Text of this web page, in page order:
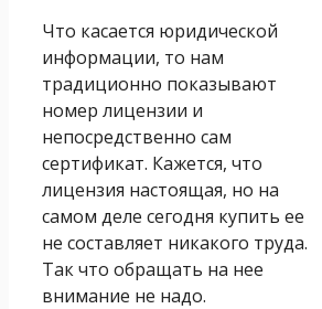
Что касается юридической
информации, то нам
традиционно показывают
номер лицензии и
непосредственно сам
сертификат. Кажется, что
лицензия настоящая, но на
самом деле сегодня купить ее
не составляет никакого труда.
Так что обращать на нее
внимание не надо.